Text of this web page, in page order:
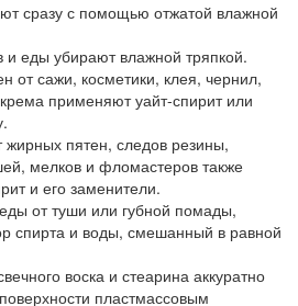
сразу с помощью отжатой влажной
и еды убирают влажной тряпкой.
от сажи, косметики, клея, чернил,
применяют уайт-спирит или
жирных пятен, следов резины,
мелков и фломастеров также
и его заменители.
от туши или губной помады,
спирта и воды, смешанный в равной
воска и стеарина аккуратно
пластмассовым